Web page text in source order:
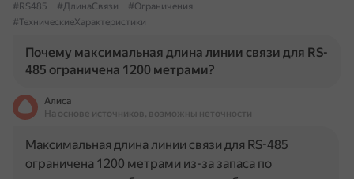
#RS485
#ДлинаСвязи
#Ограничения
#ТехническиеХарактеристики
Почему максимальная длина линии связи для RS-
485 ограничена 1200 метрами?
Алиса
На основе источников, возможны неточности
Максимальная длина линии связи для RS-485
ограничена 1200 метрами из-за запаса по